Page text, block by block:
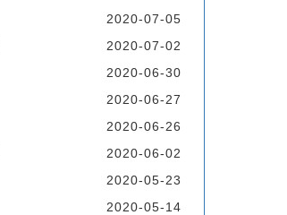
2020-07-05
2020-07-02
2020-06-30
2020-06-27
2020-06-26
2020-06-02
2020-05-23
2020-05-14